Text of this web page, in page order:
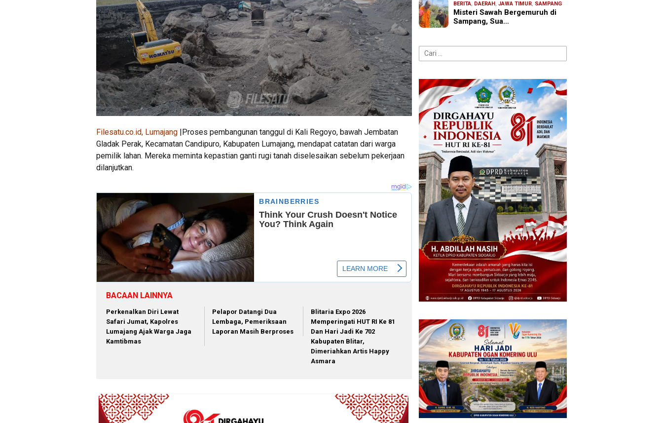
Filesatu.co.id, Lumajang |Proses pembangunan tanggul di Kali Regoyo, bawah Jembatan
Gladak Perak, Kecamatan Candipuro, Kabupaten Lumajang, mendapat catatan dari warga
pemilik lahan. Mereka meminta kepastian ganti rugi tanah diselesaikan sebelum pekerjaan
dilanjutkan.
BACAAN LAINNYA
Perkenalkan Diri Lewat
Safari Jumat, Kapolres
Lumajang Ajak Warga Jaga
Kamtibmas
Pelapor Datangi Dua
Lembaga, Pemeriksaan
Laporan Masih Berproses
Blitaria Expo 2026
Memperingati HUT RI Ke 81
Dan Hari Jadi Ke 702
Kabupaten Blitar,
Dimeriahkan Artis Happy
Asmara
BERITA, DAERAH ,JAWA TIMUR, SAMPANG
Misteri Sawah Bergemuruh di
Sampang, Sua…
Cari
untuk: